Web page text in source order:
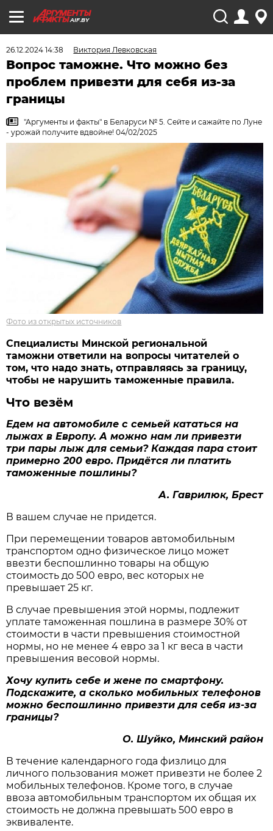
AIF.BY
26.12.2024 14:38 Виктория Левковская
Вопрос таможне. Что можно без
проблем привезти для себя из-за
границы
"Аргументы и факты" в Беларуси № 5. Сейте и сажайте по Луне
- урожай получите вдвойне! 04/02/2025
Фото из открытых источников
Специалисты Минской региональной
таможни ответили на вопросы читателей о
том, что надо знать, отправляясь за границу,
чтобы не нарушить таможенные правила.
Что везём
Едем на автомобиле с семьей кататься на
лыжах в Европу. А можно нам ли привезти
три пары лыж для семьи? Каждая пара стоит
примерно 200 евро. Придётся ли платить
таможенные пошлины?
А. Гаврилюк, Брест
В вашем случае не придется.
При перемещении товаров автомобильным
транспортом одно физическое лицо может
ввезти беспошлинно товары на общую
стоимость до 500 евро, вес которых не
превышает 25 кг.
В случае превышения этой нормы, подлежит
уплате таможенная пошлина в размере 30% от
стоимости в части превышения стоимостной
нормы, но не менее 4 евро за 1 кг веса в части
превышения весовой нормы.
Хочу купить себе и жене по смартфону.
Подскажите, а сколько мобильных телефонов
можно беспошлинно привезти для себя из-за
границы?
О. Шуйко, Минский район
В течение календарного года физлицо для
личного пользования может привезти не более 2
мобильных телефонов. Кроме того, в случае
ввоза автомобильным транспортом их общая их
стоимость не должна превышать 500 евро в
эквиваленте.